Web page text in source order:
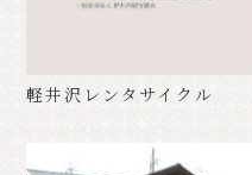
軽井沢レンタサイクル